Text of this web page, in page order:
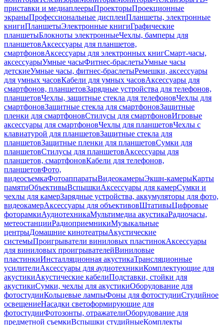
приставки и медиаплеерыПроекторыПроекционные
экраныПрофессиональные дисплеиПланшеты, электронные
книгиПланшетыЭлектронные книгиГрафические
планшетыБлокноты электронныеЧехлы, бамперы для
планшетовАксессуары для планшетов,
смартфоновАксессуары для электронных книгСмарт-часы,
аксессуарыУмные часыФитнес-браслетыУмные часы
детскиеУмные часы, фитнес-браслетыРемешки, аксессуары
для умных часовКабели для умных часовАксессуары для
смартфонов, планшетовЗарядные устройства для телефонов,
планшетовЧехлы, защитные стекла для телефоновЧехлы для
смартфоновЗащитные стекла для смартфоновЗащитные
пленки для смартфоновСтилусы для смартфоновИгровые
аксессуары для смартфоновЧехлы для планшетовЧехлы с
клавиатурой для планшетовЗащитные стекла для
планшетовЗащитные пленки для планшетовСумки для
планшетовСтилусы для планшетовАксессуары для
планшетов, смартфоновКабели для телефонов,
планшетовФото,
видеосъемкаФотоаппаратыВидеокамерыЭкшн-камерыКарты
памятиОбъективыВспышкиАксессуары для камерСумки и
чехлы для камерЗарядные устройства, аккумуляторы для фото,
видеокамерАксессуары для объективовШтативыЦифровые
фоторамкиАудиотехникаМультимедиа акустикаРадиочасы,
метеостанцииРадиоприемникиМузыкальные
центрыДомашние кинотеатрыАкустические
системыПроигрыватели виниловых пластинокАксессуары
для виниловых проигрывателейВиниловые
пластинкиИнсталляционная акустикаТрансляционные
усилителиАксессуары для аудиотехникиКомплектующие для
акустикиАкустические кабелиПодставки, стойки для
акустикиСумки, чехлы для акустикиОборудование для
фотостудииКольцевые лампыФоны для фотостудииСтудийное
освещениеНасадки светоформирующие для
фотостудииФотозонты, отражателиОборудование для
предметной съемкиВспышки студийныеКомплекты